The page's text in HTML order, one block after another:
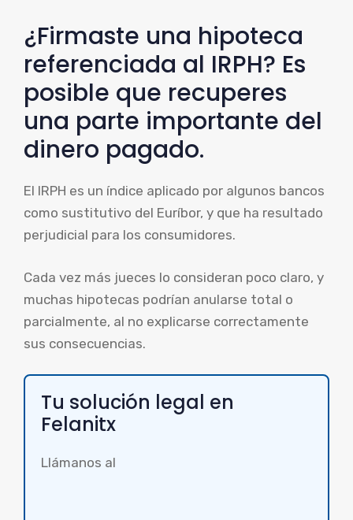
¿Firmaste una hipoteca
referenciada al IRPH? Es
posible que recuperes
una parte importante del
dinero pagado.
El IRPH es un índice aplicado por algunos bancos
como sustitutivo del Euríbor, y que ha resultado
perjudicial para los consumidores.
Cada vez más jueces lo consideran poco claro, y
muchas hipotecas podrían anularse total o
parcialmente, al no explicarse correctamente
sus consecuencias.
Tu solución legal en
Felanitx
Llámanos al